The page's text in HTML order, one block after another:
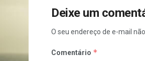
Deixe um
O seu endereço de e-mail
Comentário *